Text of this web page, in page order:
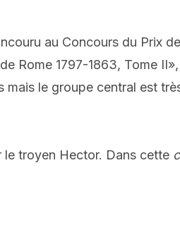
au Concours du Prix
Rome 1797-1863, Tome
le groupe central est
le troyen Hector. Dans cette